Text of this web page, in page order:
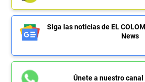
Siga las noticias de EL
News
Únete a nuestro